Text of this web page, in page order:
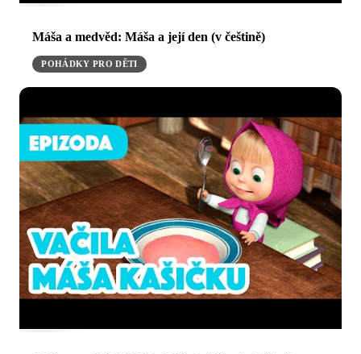
Máša a medvěd: Máša a její den (v češtině)
POHÁDKY PRO DĚTI